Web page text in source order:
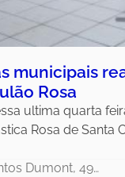
municipais
Rosa
ultima quarta
Rosa de Santa
Dumont, 49…